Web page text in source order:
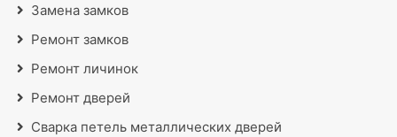
Замена замков
Ремонт замков
Ремонт личинок
Ремонт дверей
Сварка петель металлических дверей